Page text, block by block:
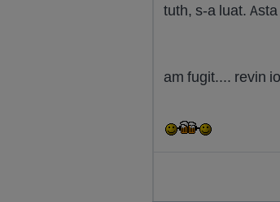
tuth, s-a luat.
am fugit.... revin